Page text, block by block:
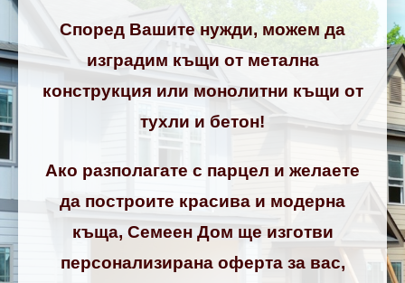
Според Вашите нужди, можем да
изградим къщи от метална
конструкция или монолитни къщи от
тухли и бетон!
Ако разполагате с парцел и желаете
да построите красива и модерна
къща, Семеен Дом ще изготви
персонализирана оферта за вас,